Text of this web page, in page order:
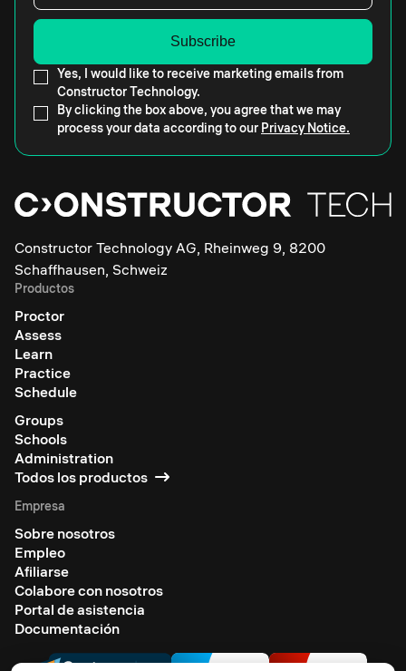
Yes, I would like to receive marketing emails from
Constructor Technology.
By clicking the box above, you agree that we may
process your data according to our Privacy Notice.
Constructor Technology AG, Rheinweg 9, 8200
Schaffhausen, Schweiz
Productos
Proctor
Assess
Learn
Practice
Schedule
Groups
Schools
Administration
Todos los productos
Empresa
Sobre nosotros
Empleo
Afiliarse
Colabore con nosotros
Portal de asistencia
Documentación